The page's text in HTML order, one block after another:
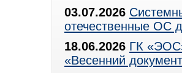
03.07.2026
отечественные ОС
18.06.2026 ГК
«Весенний